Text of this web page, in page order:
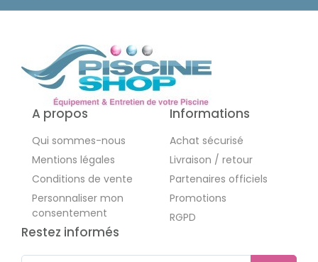
A propos
Qui sommes-nous
Mentions légales
Conditions de vente
Personnaliser mon
consentement
Informations
Achat sécurisé
Livraison / retour
Partenaires officiels
Promotions
RGPD
Restez informés